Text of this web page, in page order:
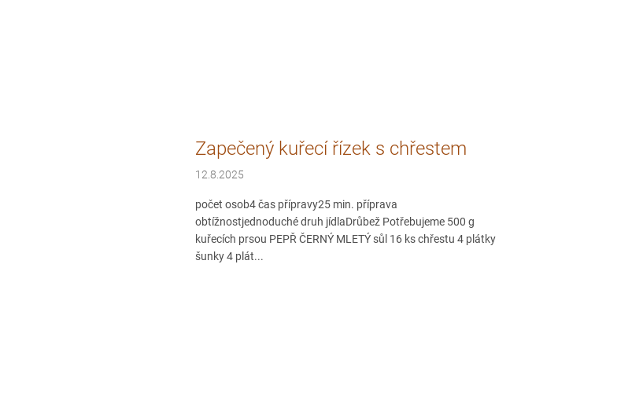
Zapečený kuřecí řízek s chřestem
12.8.2025
počet osob4 čas přípravy25 min. příprava
obtížnostjednoduché druh jídlaDrůbež Potřebujeme 500 g
kuřecích prsou PEPŘ ČERNÝ MLETÝ sůl 16 ks chřestu 4 plátky
šunky 4 plát...